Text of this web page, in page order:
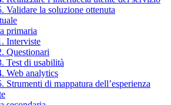
Validare la soluzione ottenuta
primaria
Interviste
Questionari
Test di usabilità
Web analytics
Strumenti di mappatura dell’esperienza